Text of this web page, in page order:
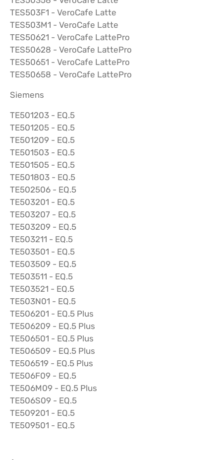
TES503F1 - VeroCafe Latte
TES503M1 - VeroCafe Latte
TES50621 - VeroCafe LattePro
TES50628 - VeroCafe LattePro
TES50651 - VeroCafe LattePro
TES50658 - VeroCafe LattePro
Siemens
TE501203 - EQ.5
TE501205 - EQ.5
TE501209 - EQ.5
TE501503 - EQ.5
TE501505 - EQ.5
TE501803 - EQ.5
TE502506 - EQ.5
TE503201 - EQ.5
TE503207 - EQ.5
TE503209 - EQ.5
TE503211 - EQ.5
TE503501 - EQ.5
TE503509 - EQ.5
TE503511 - EQ.5
TE503521 - EQ.5
TE503N01 - EQ.5
TE506201 - EQ.5 Plus
TE506209 - EQ.5 Plus
TE506501 - EQ.5 Plus
TE506509 - EQ.5 Plus
TE506519 - EQ.5 Plus
TE506F09 - EQ.5
TE506M09 - EQ.5 Plus
TE506S09 - EQ.5
TE509201 - EQ.5
TE509501 - EQ.5